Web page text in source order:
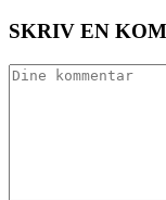
SKRIV EN